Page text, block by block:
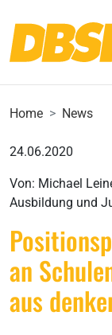
Home News
24.06.2020
Von: Michael
Ausbildung und
an
aus